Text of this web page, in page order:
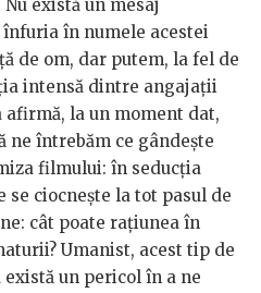
există un mesaj
în numele acestei
de om, dar putem, la fel de
intensă dintre angajații
la un moment dat,
ne întrebăm ce gândește
filmului: în seducția
ciocnește la tot pasul de
cât poate rațiunea în
Umanist, acest tip de
un pericol în a ne